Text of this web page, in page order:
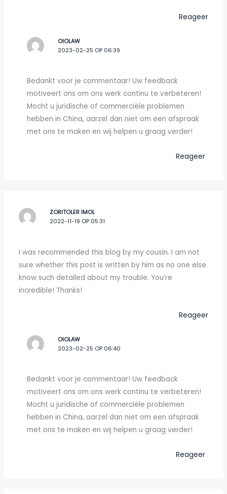
Reageer
OIOLAW
2023-02-25 OP 06:39
Bedankt voor je commentaar! Uw feedback
motiveert ons om ons werk continu te verbeteren!
Mocht u juridische of commerciële problemen
hebben in China, aarzel dan niet om een afspraak
met ons te maken en wij helpen u graag verder!
Reageer
ZORITOLER IMOL
2022-11-19 OP 05:31
I was recommended this blog by my cousin. I am not
sure whether this post is written by him as no one else
know such detailed about my trouble. You’re
incredible! Thanks!
Reageer
OIOLAW
2023-02-25 OP 06:40
Bedankt voor je commentaar! Uw feedback
motiveert ons om ons werk continu te verbeteren!
Mocht u juridische of commerciële problemen
hebben in China, aarzel dan niet om een afspraak
met ons te maken en wij helpen u graag verder!
Reageer